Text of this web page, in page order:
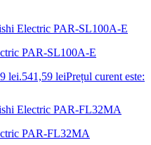
PAR-SL100A-E
lei.541,59 leiPrețul curent este:
PAR-FL32MA